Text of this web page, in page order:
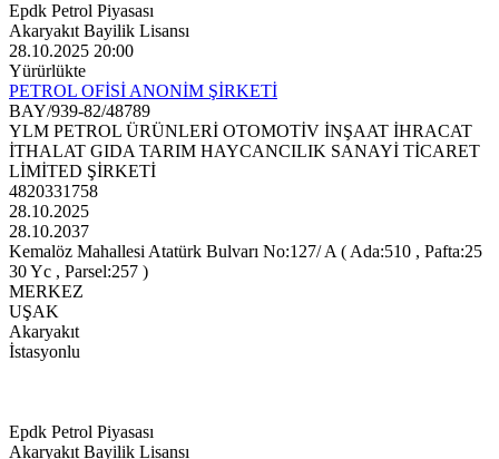
Epdk Petrol Piyasası
Akaryakıt Bayilik Lisansı
28.10.2025 20:00
Yürürlükte
PETROL OFİSİ ANONİM ŞİRKETİ
BAY/939-82/48789
YLM PETROL ÜRÜNLERİ OTOMOTİV İNŞAAT İHRACAT
İTHALAT GIDA TARIM HAYCANCILIK SANAYİ TİCARET
LİMİTED ŞİRKETİ
4820331758
28.10.2025
28.10.2037
Kemalöz Mahallesi Atatürk Bulvarı No:127/ A ( Ada:510 , Pafta:25
30 Yc , Parsel:257 )
MERKEZ
UŞAK
Akaryakıt
İstasyonlu
Epdk Petrol Piyasası
Akaryakıt Bayilik Lisansı